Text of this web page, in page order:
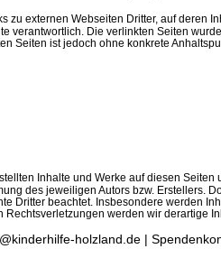
zu externen Webseiten Dritter, auf deren
verantwortlich. Die verlinkten Seiten
Seiten ist jedoch ohne konkrete
Inhalte und Werke auf diesen
des jeweiligen Autors bzw. Erstellers.
Dritter beachtet. Insbesondere werden
werden wir derartige
holzland.de |